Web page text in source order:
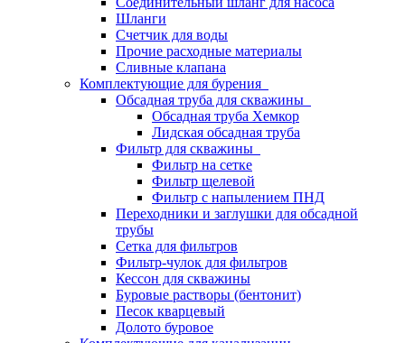
Шланги
Счетчик для воды
Прочие расходные материалы
Сливные клапана
Комплектующие для бурения
Обсадная труба для скважины
Обсадная труба Хемкор
Лидская обсадная труба
Фильтр для скважины
Фильтр на сетке
Фильтр щелевой
Фильтр с напылением ПНД
Переходники и заглушки для обсадной
трубы
Сетка для фильтров
Фильтр-чулок для фильтров
Кессон для скважины
Буровые растворы (бентонит)
Песок кварцевый
Долото буровое